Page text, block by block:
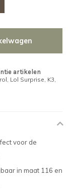
artikelen
Lol Surprise, K3,
voor de
in maat 116 en